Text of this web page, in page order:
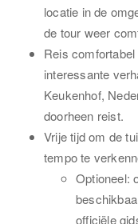
locatie in de
de tour weer
Reis
interessante
Keukenhof,
doorheen reist.
Vrije tijd om de
tempo te
Optioneel:
officiële